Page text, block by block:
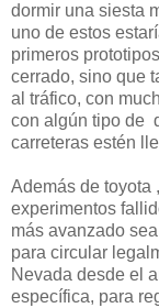
dormir una siesta
uno de estos
primeros
cerrado, sino que
al tráfico, con
con algún tipo de
carreteras estén
Además de toyota
experimentos
más avanzado
para circular
Nevada desde el
específica, para